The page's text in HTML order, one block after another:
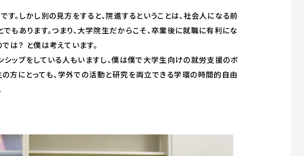
。しかし別の見方をすると、院進するということは、社会人になる前
もあります。つまり、大学院生だからこそ、卒業後に就職に有利にな
は？ と僕は考えています。
シップをしている人もいますし、僕は僕で大学生向けの就労支援のボ
方にとっても、学外での活動と研究を両立できる学環の時間的自由